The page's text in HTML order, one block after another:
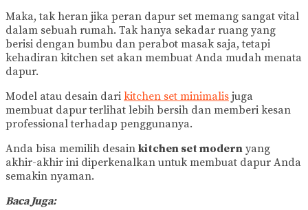
Maka, tak heran jika peran dapur set memang sangat vital
dalam sebuah rumah. Tak hanya sekadar ruang yang
berisi dengan bumbu dan perabot masak saja, tetapi
kehadiran kitchen set akan membuat Anda mudah menata
dapur.
Model atau desain dari kitchen set minimalis juga
membuat dapur terlihat lebih bersih dan memberi kesan
professional terhadap penggunanya.
Anda bisa memilih desain kitchen set modern yang
akhir-akhir ini diperkenalkan untuk membuat dapur Anda
semakin nyaman.
Baca Juga: